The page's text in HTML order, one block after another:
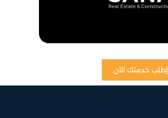
إطلب خدمتك الآن